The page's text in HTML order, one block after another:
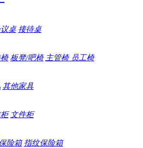
桌 接待桌
板凳/吧椅 主管椅 员工椅
其他家具
文件柜
险箱 指纹保险箱